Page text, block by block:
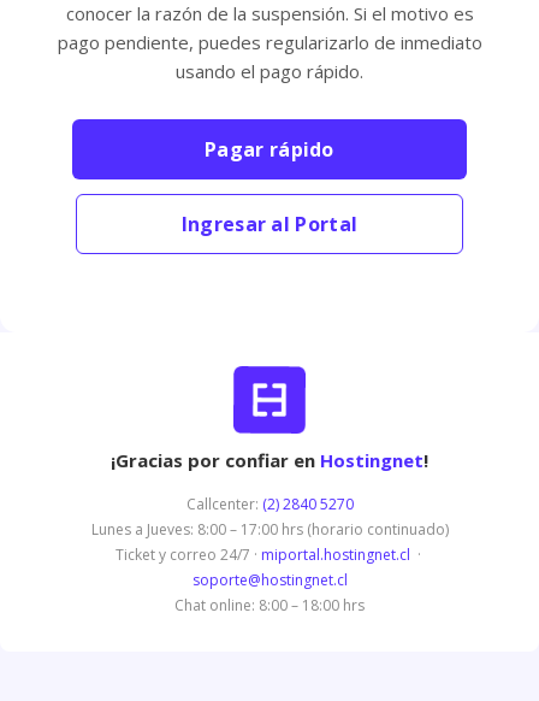
conocer la razón de la suspensión. Si el motivo es
pago pendiente, puedes regularizarlo de inmediato
usando el pago rápido.
Pagar rápido
Ingresar al Portal
¡Gracias por confiar en Hostingnet!
Callcenter: (2) 2840 5270
Lunes a Jueves: 8:00 – 17:00 hrs (horario continuado)
Ticket y correo 24/7 · miportal.hostingnet.cl ·
soporte@hostingnet.cl
Chat online: 8:00 – 18:00 hrs